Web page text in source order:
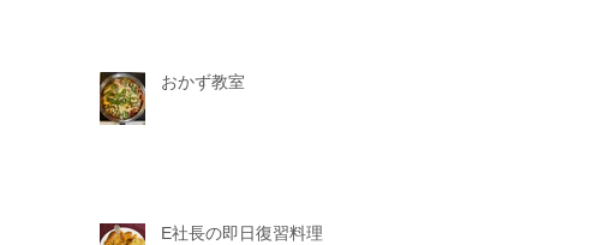
おかず教室
E社長の即日復習料理